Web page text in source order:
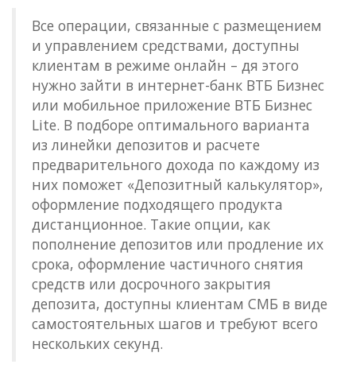
Все операции, связанные с размещением
и управлением средствами, доступны
клиентам в режиме онлайн – дя этого
нужно зайти в интернет-банк ВТБ Бизнес
или мобильное приложение ВТБ Бизнес
Lite. В подборе оптимального варианта
из линейки депозитов и расчете
предварительного дохода по каждому из
них поможет «Депозитный калькулятор»,
оформление подходящего продукта
дистанционное. Такие опции, как
пополнение депозитов или продление их
срока, оформление частичного снятия
средств или досрочного закрытия
депозита, доступны клиентам СМБ в виде
самостоятельных шагов и требуют всего
нескольких секунд.